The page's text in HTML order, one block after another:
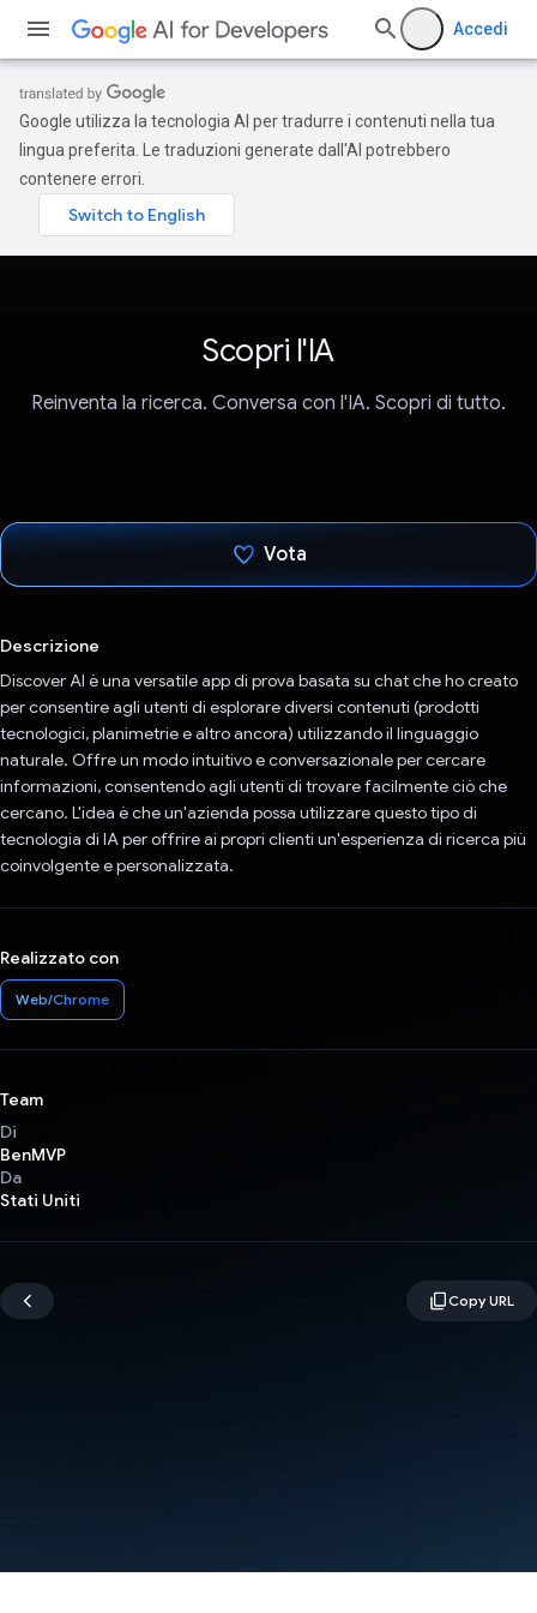
Accedi
Google utilizza la tecnologia AI per tradurre i contenuti nella tua
lingua preferita. Le traduzioni generate dall'AI potrebbero
contenere errori.
Scopri l'IA
Reinventa la ricerca. Conversa con l'IA. Scopri di tutto.
Vota
Descrizione
Discover AI è una versatile app di prova basata su chat che ho creato
per consentire agli utenti di esplorare diversi contenuti (prodotti
tecnologici, planimetrie e altro ancora) utilizzando il linguaggio
naturale. Offre un modo intuitivo e conversazionale per cercare
informazioni, consentendo agli utenti di trovare facilmente ciò che
cercano. L'idea è che un'azienda possa utilizzare questo tipo di
tecnologia di IA per offrire ai propri clienti un'esperienza di ricerca più
coinvolgente e personalizzata.
Realizzato con
Web/Chrome
Team
Di
BenMVP
Da
Stati Uniti